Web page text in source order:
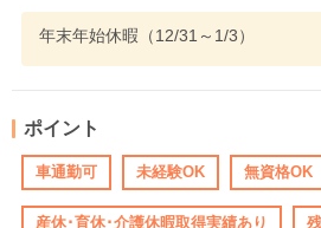
年末年始休暇（12/31～1/3）
ポイント
車通勤可 未経験OK 無資格OK
産休･育休･介護休暇取得実績あり